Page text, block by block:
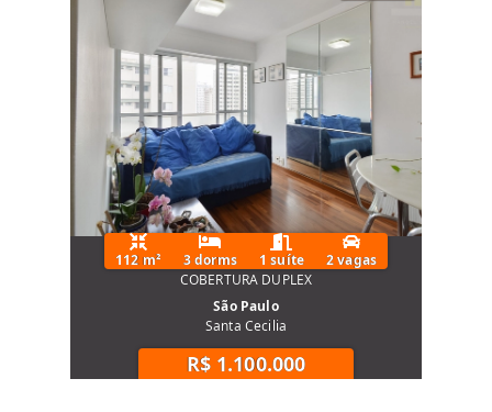
112 m² 3 dorms 1 suíte
2 vagas
COBERTURA DUPLEX
São Paulo
Santa Cecilia
R$ 1.100.000